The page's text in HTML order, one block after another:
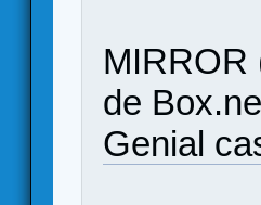
MIRROR
de
Genial